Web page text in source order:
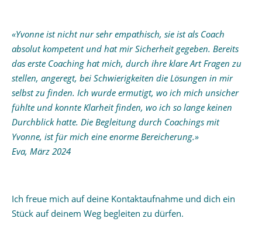
«Yvonne ist nicht nur sehr empathisch, sie ist als Coach
absolut kompetent und hat mir Sicherheit gegeben. Bereits
das erste Coaching hat mich, durch ihre klare Art Fragen zu
stellen, angeregt, bei Schwierigkeiten die Lösungen in mir
selbst zu finden. Ich wurde ermutigt, wo ich mich unsicher
fühlte und konnte Klarheit finden, wo ich so lange keinen
Durchblick hatte. Die Begleitung durch Coachings mit
Yvonne, ist für mich eine enorme Bereicherung.»
Eva, März 2024
Ich freue mich auf deine Kontaktaufnahme und dich ein
Stück auf deinem Weg begleiten zu dürfen.